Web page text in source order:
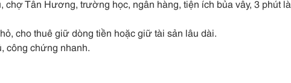
chợ Tân Hương, trường học, ngân hàng, tiện ích bủa vây, 3 phút là
cho thuê giữ dòng tiền hoặc giữ tài sản lâu dài.
công chứng nhanh.